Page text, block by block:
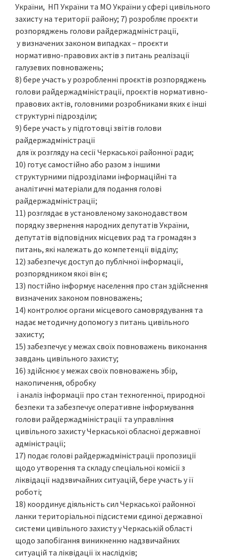
України, НП України та МО України у сфері цивільного
захисту на території району; 7) розробляє проєкти
розпоряджень голови райдержадміністрації,
у визначених законом випадках – проєкти
нормативно-правових актів з питань реалізації
галузевих повноважень;
8) бере участь у розробленні проєктів розпоряджень
голови райдержадміністрації, проєктів нормативно-
правових актів, головними розробниками яких є інші
структурні підрозділи;
9) бере участь у підготовці звітів голови
райдержадміністрації
для їх розгляду на сесії Черкаської районної ради;
10) готує самостійно або разом з іншими
структурними підрозділами інформаційні та
аналітичні матеріали для подання голові
райдержадміністрації;
11) розглядає в установленому законодавством
порядку звернення народних депутатів України,
депутатів відповідних місцевих рад та громадян з
питань, які належать до компетенції відділу;
12) забезпечує доступ до публічної інформації,
розпорядником якої він є;
13) постійно інформує населення про стан здійснення
визначених законом повноважень;
14) контролює органи місцевого самоврядування та
надає методичну допомогу з питань цивільного
захисту;
15) забезпечує у межах своїх повноважень виконання
завдань цивільного захисту;
16) здійснює у межах своїх повноважень збір,
накопичення, обробку
і аналіз інформації про стан техногенної, природної
безпеки та забезпечує оперативне інформування
голови райдержадміністрації та управління
цивільного захисту Черкаської обласної державної
адміністрації;
17) подає голові райдержадміністрації пропозиції
щодо утворення та складу спеціальної комісії з
ліквідації надзвичайних ситуацій, бере участь у її
роботі;
18) координує діяльність сил Черкаської районної
ланки територіальної підсистеми єдиної державної
системи цивільного захисту у Черкаській області
щодо запобігання виникненню надзвичайних
ситуацій та ліквідації їх наслідків;